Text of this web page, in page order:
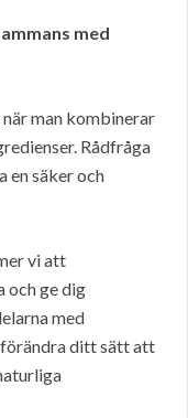
med
man kombinerar
Rådfråga
en säker och
vi att
och ge dig
med
ditt sätt att